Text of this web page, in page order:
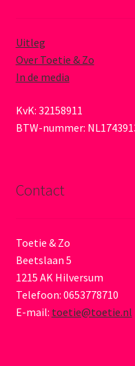
Uitleg
Over Toetie & Zo
In de media
KvK: 32158911
BTW-nummer:
Contact
Toetie & Zo
Beetslaan 5
1215 AK Hilversum
Telefoon: 0653778710
E-mail: toetie@toetie.nl